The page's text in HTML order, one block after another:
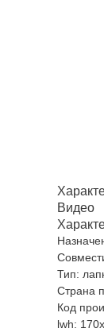
Видео
Тип:
Страна
Код
lwh: